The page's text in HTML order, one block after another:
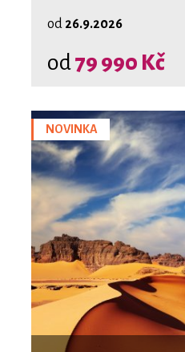
od 26.9.2026
od79 990 Kč
NOVINKA